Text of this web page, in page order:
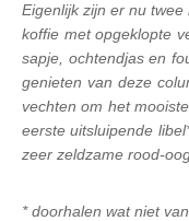
Eigenlijk zijn er nu
koffie met opgeklopte
sapje, ochtendjas en
genieten van deze
vechten om het
eerste uitsluipende
zeer zeldzame rood-
* doorhalen wat niet